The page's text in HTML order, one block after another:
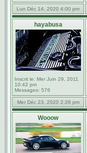
Lun Déc 14, 2020 4:00 pm
hayabusa
Inscrit le: Mer Juin 29, 2011
10:42 pm
Messages: 576
Mer Déc 23, 2020 2:26 pm
Wooow